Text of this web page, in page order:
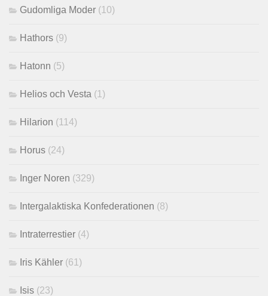
Gudomliga Moder (10)
Hathors (9)
Hatonn (5)
Helios och Vesta (1)
Hilarion (114)
Horus (24)
Inger Noren (329)
Intergalaktiska Konfederationen (8)
Intraterrestier (4)
Iris Kähler (61)
Isis (23)